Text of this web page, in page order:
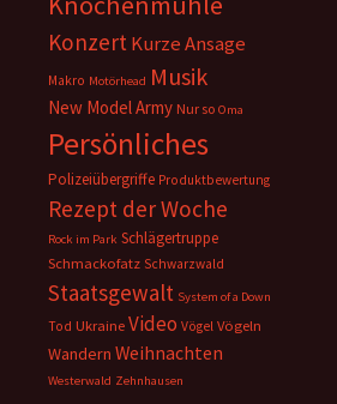
KonzertKurze Ansage
Makro Motörhead Musik
New Model Army Nur so Oma
Persönliches
Polizeiübergriffe Produktbewertung
Rezept der Woche
Rock im Park Schlägertruppe
Schmackofatz Schwarzwald
Staatsgewalt System of a Down
Tod Ukraine Video Vögel Vögeln
Wandern Weihnachten
Westerwald Zehnhausen